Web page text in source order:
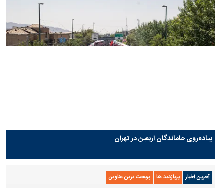
پیاده‌روی جاماندگان اربعین در تهران
آخرین اخبار پربازدید ها پربحث ترین عناوین